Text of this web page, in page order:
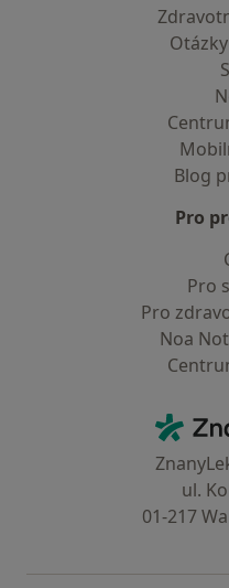
Blog
Pro
Pro
Pro
Noa
ul.
01-217